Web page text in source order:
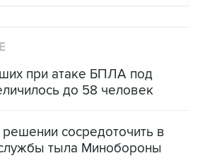
при атаке БПЛА под
до 58 человек
сосредоточить в
тыла Минобороны